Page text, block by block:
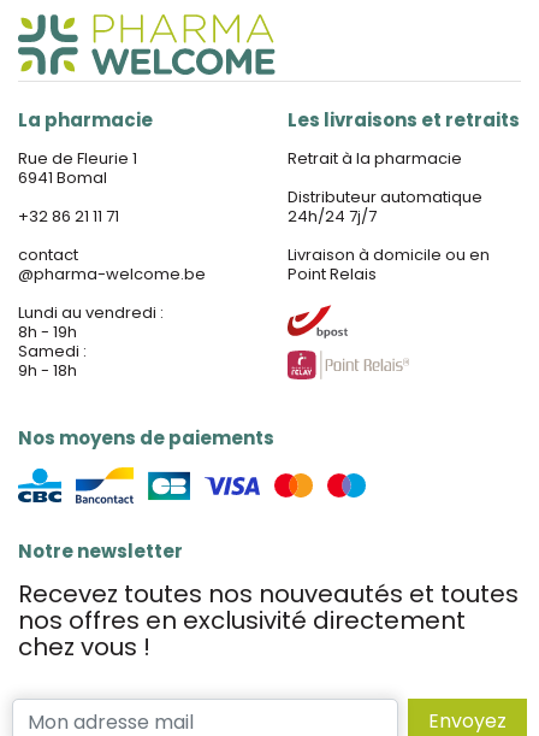
La pharmacie
Rue de Fleurie 1
6941 Bomal
+32 86 21 11 71
contact
@pharma-welcome.be
Lundi au vendredi :
8h - 19h
Samedi :
9h - 18h
Nos moyens de paiements
Les livraisons et retraits
Retrait à la pharmacie
Distributeur automatique
24h/24 7j/7
Livraison à domicile ou en
Point Relais
Notre newsletter
Recevez toutes nos nouveautés et toutes
nos offres en exclusivité directement
chez vous !
Envoyez